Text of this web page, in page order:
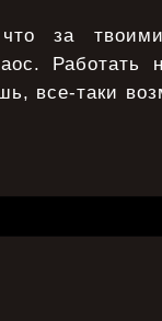
за
Работать
все-таки